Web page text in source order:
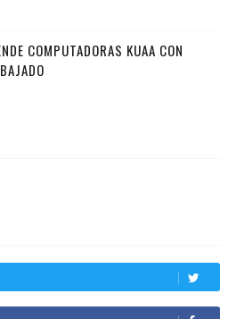
COMPUTADORAS KUAA CON